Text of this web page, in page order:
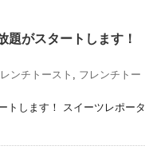
題がスタートします！
ンチトースト
フレンチトー
トします！ スイーツレポータ